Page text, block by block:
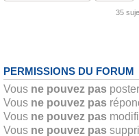
35
PERMISSIONS DU FORUM
Vous ne pouvez pas
Vous ne pouvez pas
Vous ne pouvez pas
Vous ne pouvez pas